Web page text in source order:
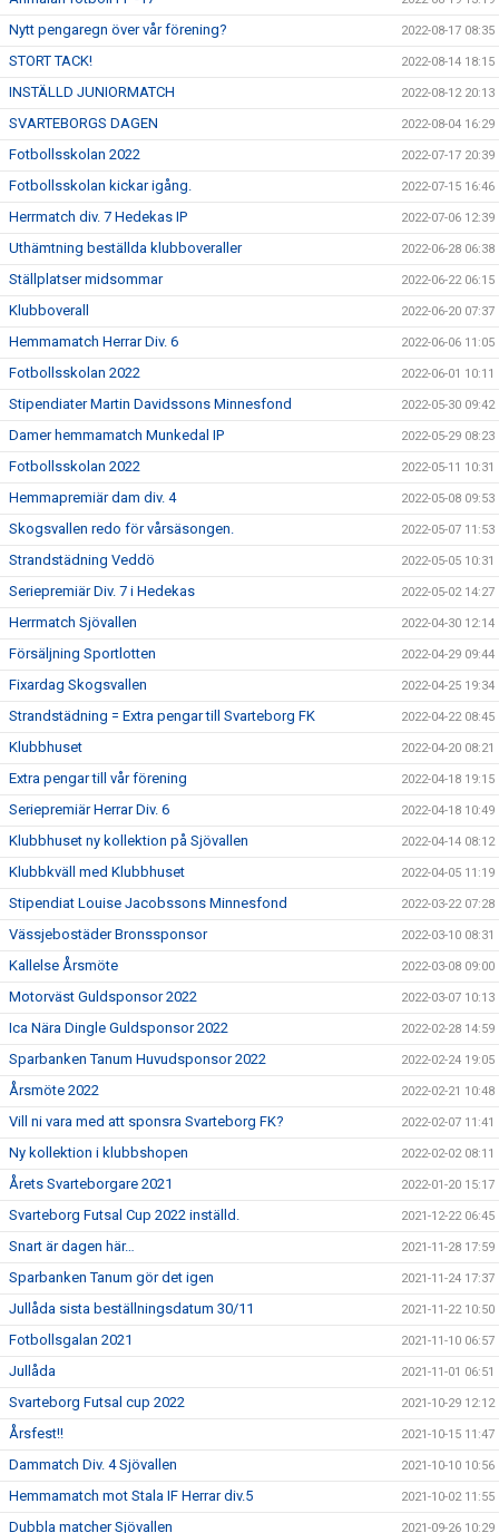
Nytt pengaregn över vår förening? 2022-08-17 08:35
STORT TACK! 2022-08-14 18:15
INSTÄLLD JUNIORMATCH 2022-08-12 20:13
SVARTEBORGS DAGEN 2022-08-04 16:29
Fotbollsskolan 2022 2022-07-17 20:39
Fotbollsskolan kickar igång. 2022-07-15 16:46
Herrmatch div. 7 Hedekas IP 2022-07-06 12:39
Uthämtning beställda klubboveraller 2022-06-28 06:38
Ställplatser midsommar 2022-06-22 06:15
Klubboverall 2022-06-20 07:37
Hemmamatch Herrar Div. 6 2022-06-06 11:05
Fotbollsskolan 2022 2022-06-01 10:11
Stipendiater Martin Davidssons Minnesfond 2022-05-30 09:42
Damer hemmamatch Munkedal IP 2022-05-29 08:23
Fotbollsskolan 2022 2022-05-11 10:31
Hemmapremiär dam div. 4 2022-05-08 09:53
Skogsvallen redo för vårsäsongen. 2022-05-07 11:53
Strandstädning Veddö 2022-05-05 10:31
Seriepremiär Div. 7 i Hedekas 2022-05-02 14:27
Herrmatch Sjövallen 2022-04-30 12:14
Försäljning Sportlotten 2022-04-29 09:44
Fixardag Skogsvallen 2022-04-25 19:34
Strandstädning = Extra pengar till Svarteborg FK 2022-04-22 08:45
Klubbhuset 2022-04-20 08:21
Extra pengar till vår förening 2022-04-18 19:15
Seriepremiär Herrar Div. 6 2022-04-18 10:49
Klubbhuset ny kollektion på Sjövallen 2022-04-14 08:12
Klubbkväll med Klubbhuset 2022-04-05 11:19
Stipendiat Louise Jacobssons Minnesfond 2022-03-22 07:28
Vässjebostäder Bronssponsor 2022-03-10 08:31
Kallelse Årsmöte 2022-03-08 09:00
Motorväst Guldsponsor 2022 2022-03-07 10:13
Ica Nära Dingle Guldsponsor 2022 2022-02-28 14:59
Sparbanken Tanum Huvudsponsor 2022 2022-02-24 19:05
Årsmöte 2022 2022-02-21 10:48
Vill ni vara med att sponsra Svarteborg FK? 2022-02-07 11:41
Ny kollektion i klubbshopen 2022-02-02 08:11
Årets Svarteborgare 2021 2022-01-20 15:17
Svarteborg Futsal Cup 2022 inställd. 2021-12-22 06:45
Snart är dagen här… 2021-11-28 17:59
Sparbanken Tanum gör det igen 2021-11-24 17:37
Jullåda sista beställningsdatum 30/11 2021-11-22 10:50
Fotbollsgalan 2021 2021-11-10 06:57
Jullåda 2021-11-01 06:51
Svarteborg Futsal cup 2022 2021-10-29 12:12
Årsfest!! 2021-10-15 11:47
Dammatch Div. 4 Sjövallen 2021-10-10 10:56
Hemmamatch mot Stala IF Herrar div.5 2021-10-02 11:55
Dubbla matcher Sjövallen 2021-09-26 10:29